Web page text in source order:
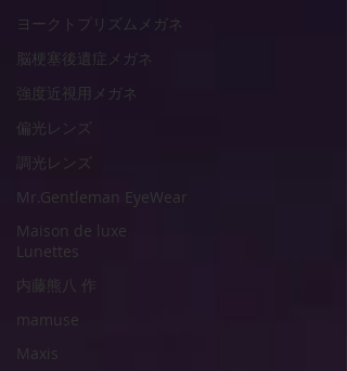
ヨークトプリズムメガネ
脳梗塞後遺症メガネ
強度近視用メガネ
偏光レンズ
調光レンズ
Mr.Gentleman EyeWear
Maison de luxe
Lunettes
内藤熊八 作
mamuse
Maxis